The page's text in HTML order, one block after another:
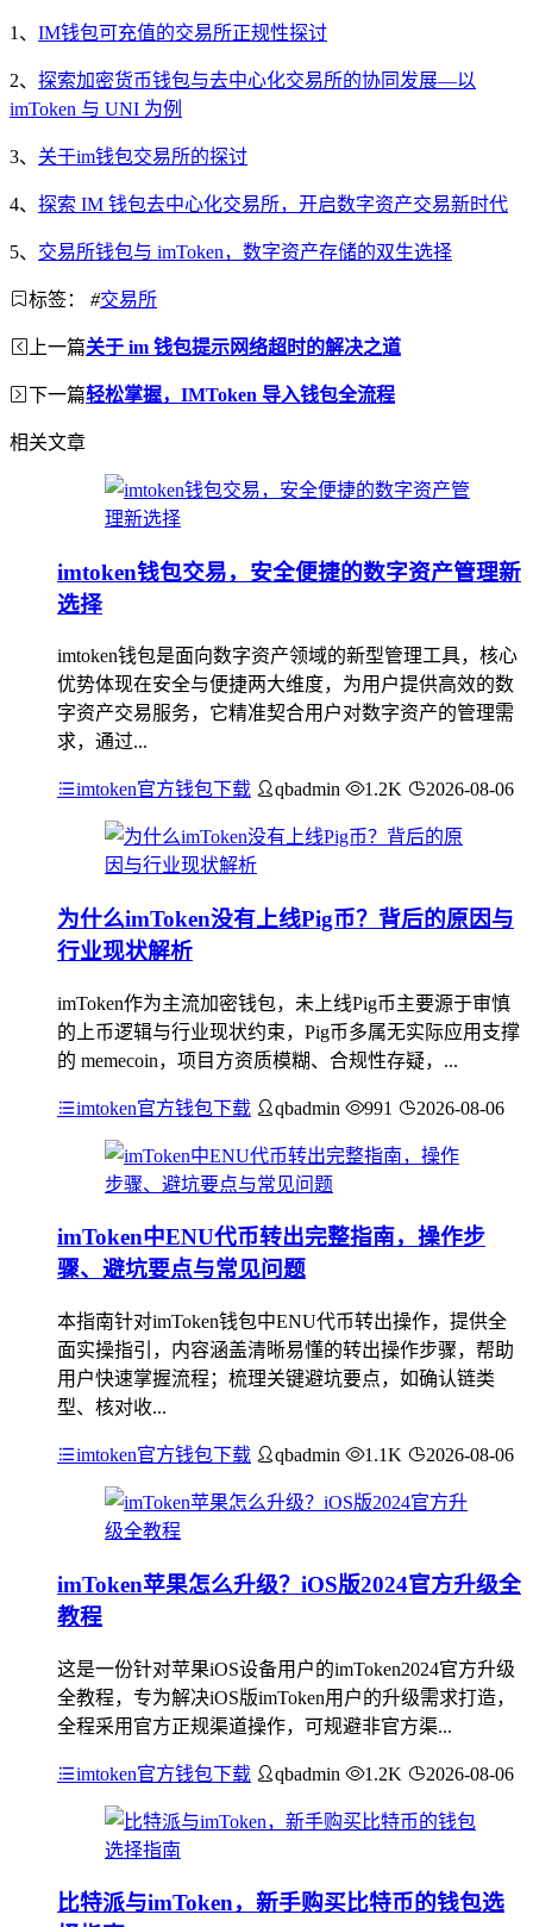
1、 IM钱包可充值的交易所正规性探讨
2、 探索加密货币钱包与去中心化交易所的协同发展—以
imToken 与 UNI 为例
3、 关于im钱包交易所的探讨
4、 探索 IM 钱包去中心化交易所，开启数字资产交易新时代
5、 交易所钱包与 imToken，数字资产存储的双生选择
标签： #交易所
上一篇关于 im 钱包提示网络超时的解决之道
下一篇轻松掌握，IMToken 导入钱包全流程
相关文章
imtoken钱包交易，安全便捷的数字资产管理新
选择
imtoken钱包是面向数字资产领域的新型管理工具，核心
优势体现在安全与便捷两大维度，为用户提供高效的数
字资产交易服务，它精准契合用户对数字资产的管理需
求，通过...
imtoken官方钱包下载 qbadmin 1.2K 2026-08-06
为什么imToken没有上线Pig币？背后的原因与
行业现状解析
imToken作为主流加密钱包，未上线Pig币主要源于审慎
的上币逻辑与行业现状约束，Pig币多属无实际应用支撑
的 memecoin，项目方资质模糊、合规性存疑，...
imtoken官方钱包下载 qbadmin 991 2026-08-06
imToken中ENU代币转出完整指南，操作步
骤、避坑要点与常见问题
本指南针对imToken钱包中ENU代币转出操作，提供全
面实操指引，内容涵盖清晰易懂的转出操作步骤，帮助
用户快速掌握流程；梳理关键避坑要点，如确认链类
型、核对收...
imtoken官方钱包下载 qbadmin 1.1K 2026-08-06
imToken苹果怎么升级？iOS版2024官方升级全
教程
这是一份针对苹果iOS设备用户的imToken2024官方升级
全教程，专为解决iOS版imToken用户的升级需求打造，
全程采用官方正规渠道操作，可规避非官方渠...
imtoken官方钱包下载 qbadmin 1.2K 2026-08-06
比特派与imToken，新手购买比特币的钱包选